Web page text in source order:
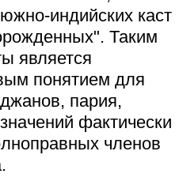
индийских каст
Таким
является
понятием для
пария,
фактически
членов